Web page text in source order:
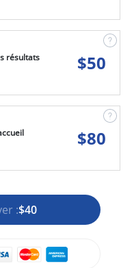
résultats
$50
$80
:$40